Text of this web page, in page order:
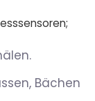
Bächen